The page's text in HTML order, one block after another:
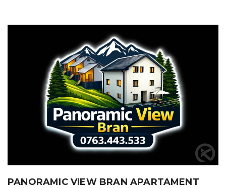
PANORAMIC VIEW BRAN APARTAMENT